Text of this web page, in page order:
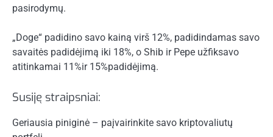
pasirodymų.
„Doge“ padidino savo kainą virš 12%, padidindamas savo
savaitės padidėjimą iki 18%, o Shib ir Pepe užfiksavo
atitinkamai 11%ir 15%padidėjimą.
Susiję straipsniai:
Geriausia piniginė – paįvairinkite savo kriptovaliutų